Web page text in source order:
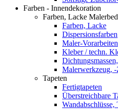
Farben - Innendekoration
Farben, Lacke
Farben, Lacke
Dispersionsfarben
Maler-Vorarbeiten
Kleber / techn.
Malerwerkzeug,
Tapeten
Fertigtapeten
Überstreichbare
Wandabschlüsse,